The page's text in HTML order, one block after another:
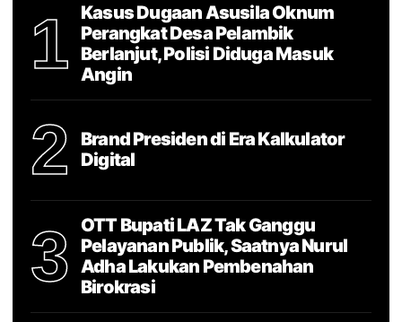
1
Kasus Dugaan Asusila Oknum
Perangkat Desa Pelambik
Berlanjut, Polisi Diduga Masuk
Angin
2
Brand Presiden di Era Kalkulator
Digital
3
OTT Bupati LAZ Tak Ganggu
Pelayanan Publik, Saatnya Nurul
Adha Lakukan Pembenahan
Birokrasi